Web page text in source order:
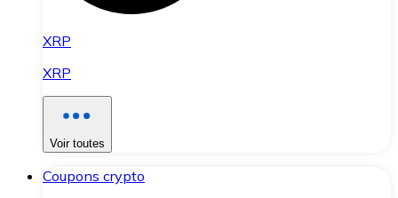
XRP
XRP
Voir toutes
Coupons crypto